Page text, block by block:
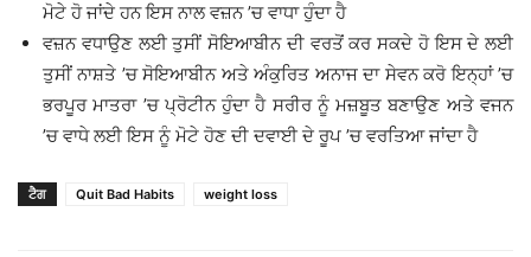
ਮੋਟੇ ਹੋ ਜਾਂਦੇ ਹਨ ਇਸ ਨਾਲ ਵਜ਼ਨ ’ਚ ਵਾਧਾ ਹੁੰਦਾ ਹੈ
ਵਜ਼ਨ ਵਧਾਉਣ ਲਈ ਤੁਸੀਂ ਸੋਇਆਬੀਨ ਦੀ ਵਰਤੋਂ ਕਰ ਸਕਦੇ ਹੋ ਇਸ ਦੇ ਲਈ
ਤੁਸੀਂ ਨਾਸ਼ਤੇ ’ਚ ਸੋਇਆਬੀਨ ਅਤੇ ਅੰਕੁਰਿਤ ਅਨਾਜ ਦਾ ਸੇਵਨ ਕਰੋ ਇਨ੍ਹਾਂ ’ਚ
ਭਰਪੂਰ ਮਾਤਰਾ ’ਚ ਪ੍ਰੋਟੀਨ ਹੁੰਦਾ ਹੈ ਸਰੀਰ ਨੂੰ ਮਜ਼ਬੂਤ ਬਣਾਉਣ ਅਤੇ ਵਜਨ
’ਚ ਵਾਧੇ ਲਈ ਇਸ ਨੂੰ ਮੋਟੇ ਹੋਣ ਦੀ ਦਵਾਈ ਦੇ ਰੂਪ ’ਚ ਵਰਤਿਆ ਜਾਂਦਾ ਹੈ
ਟੈਗ Quit Bad Habits weight loss